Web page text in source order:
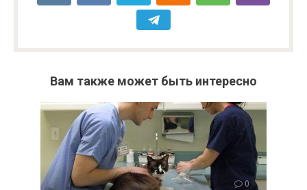
Вам также может быть интересно
0